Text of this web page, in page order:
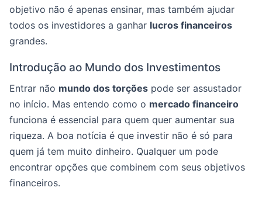
objetivo não é apenas ensinar, mas também ajudar
todos os investidores a ganhar lucros financeiros
grandes.
Introdução ao Mundo dos Investimentos
Entrar não mundo dos torções pode ser assustador
no início. Mas entendo como o mercado financeiro
funciona é essencial para quem quer aumentar sua
riqueza. A boa notícia é que investir não é só para
quem já tem muito dinheiro. Qualquer um pode
encontrar opções que combinem com seus objetivos
financeiros.